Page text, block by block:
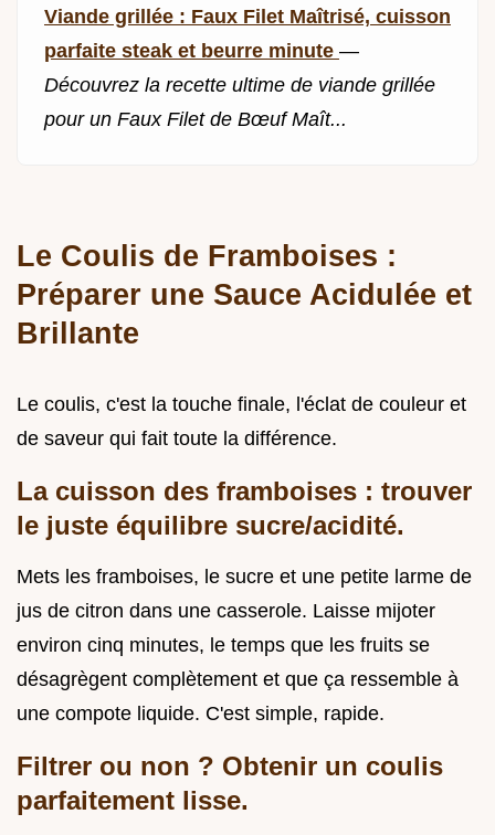
Viande grillée : Faux Filet Maîtrisé, cuisson
parfaite steak et beurre minute —
Découvrez la recette ultime de viande grillée
pour un Faux Filet de Bœuf Maît...
Le Coulis de Framboises :
Préparer une Sauce Acidulée et
Brillante
Le coulis, c'est la touche finale, l'éclat de couleur et
de saveur qui fait toute la différence.
La cuisson des framboises : trouver
le juste équilibre sucre/acidité.
Mets les framboises, le sucre et une petite larme de
jus de citron dans une casserole. Laisse mijoter
environ cinq minutes, le temps que les fruits se
désagrègent complètement et que ça ressemble à
une compote liquide. C'est simple, rapide.
Filtrer ou non ? Obtenir un coulis
parfaitement lisse.